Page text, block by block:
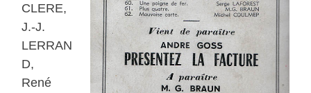
CLERE,
J.-J.
LERRAN
D,
René